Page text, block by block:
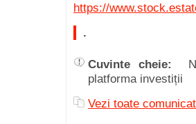
https://
.
Cuvinte cheie:
platforma investiții
Vezi toate